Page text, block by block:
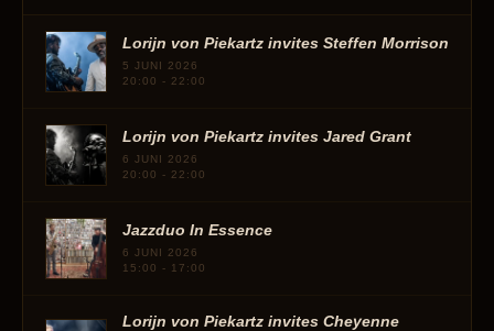
Lorijn von Piekartz invites Steffen Morrison
5 JUNI 2026
20:00 - 22:00
Lorijn von Piekartz invites Jared Grant
6 JUNI 2026
20:00 - 22:00
Jazzduo In Essence
6 JUNI 2026
15:00 - 17:00
Lorijn von Piekartz invites Cheyenne